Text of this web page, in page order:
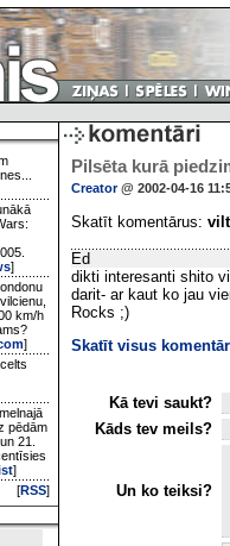
]
km/h
]
pēdām
21.
]
[RSS]
Pilsēta kurā
Creator@ 2002-04-16
Skatīt komentārus:
Ed
dikti interesanti shito
darit- ar kaut ko jau
Rocks ;)
Skatīt visus
Kā tevi saukt?
Kāds tev meils?
Un ko teiksi?